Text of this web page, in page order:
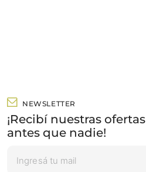
NEWSLETTER
¡Recibí nuestras ofertas
antes que nadie!